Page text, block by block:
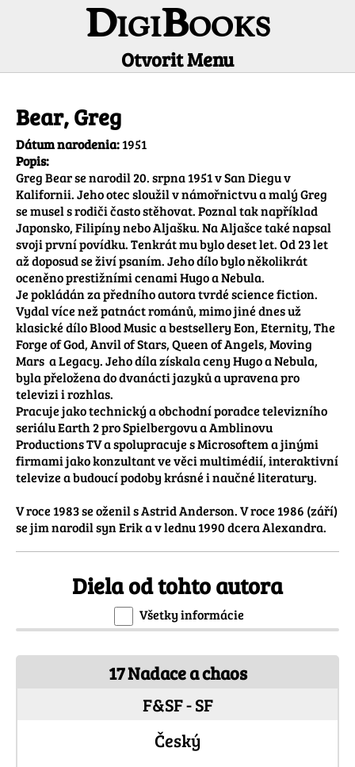
DigiBooks
Otvorit Menu
Bear, Greg
Dátum narodenia:1951
Popis:
Greg Bear se narodil 20. srpna 1951 v San Diegu v
Kalifornii. Jeho otec sloužil v námořnictvu a malý Greg
se musel s rodiči často stěhovat. Poznal tak například
Japonsko, Filipíny nebo Aljašku. Na Aljašce také napsal
svoji první povídku. Tenkrát mu bylo deset let. Od 23 let
až doposud se živí psaním. Jeho dílo bylo několikrát
oceněno prestižními cenami Hugo a Nebula.
Je pokládán za předního autora tvrdé science fiction.
Vydal více než patnáct románů, mimo jiné dnes už
klasické dílo Blood Music a bestsellery Eon, Eternity, The
Forge of God, Anvil of Stars, Queen of Angels, Moving
Mars  a Legacy. Jeho díla získala ceny Hugo a Nebula,
byla přeložena do dvanácti jazyků a upravena pro
televizi i rozhlas.
Pracuje jako technický a obchodní poradce televizního
seriálu Earth 2 pro Spielbergovu a Amblinovu
Productions TV a spolupracuje s Microsoftem a jinými
firmami jako konzultant ve věci multimédií, interaktivní
televize a budoucí podoby krásné i naučné literatury.
V roce 1983 se oženil s Astrid Anderson. V roce 1986 (září)
se jim narodil syn Erik a v lednu 1990 dcera Alexandra.
Diela od tohto autora
Všetky informácie
17 Nadace a chaos
F&SF - SF
Český